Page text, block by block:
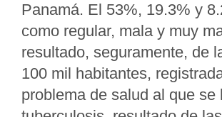
Panamá. El 53%, 19.3% y
como regular, mala y muy
resultado, seguramente, de
100 mil habitantes,
problema de salud al que